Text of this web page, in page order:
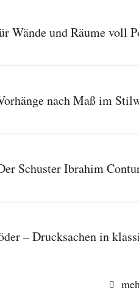
Wände und Räume voll
nach Maß im
Schuster Ibrahim
– Drucksachen in